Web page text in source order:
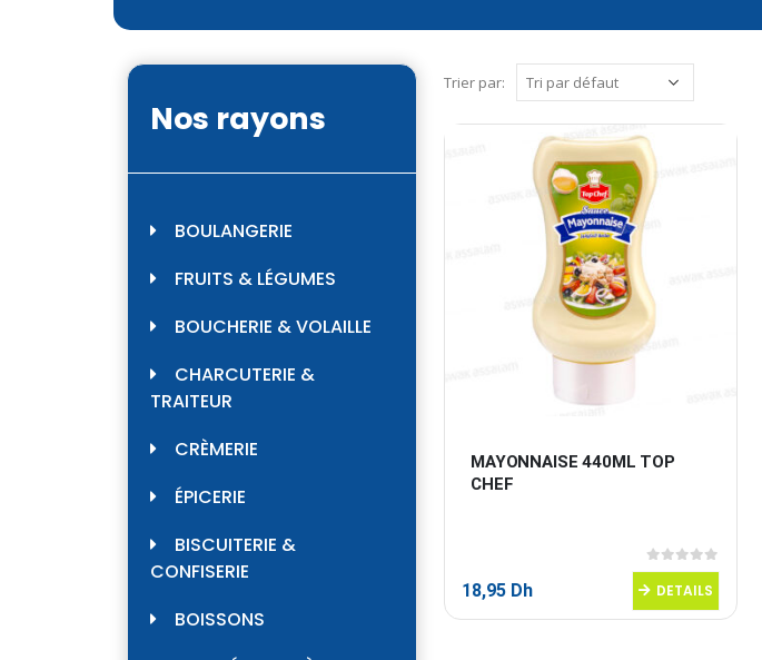
Trier par:
MAYONNAISE 440ML TOP
CHEF
0sur 5
18,95 Dh DETAILS
Nos rayons
BOULANGERIE
FRUITS & LÉGUMES
BOUCHERIE & VOLAILLE
CHARCUTERIE &
TRAITEUR
CRÈMERIE
ÉPICERIE
BISCUITERIE &
CONFISERIE
BOISSONS